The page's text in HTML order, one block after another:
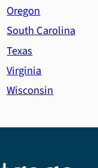
Oregon
South Carolina
Texas
Virginia
Wisconsin